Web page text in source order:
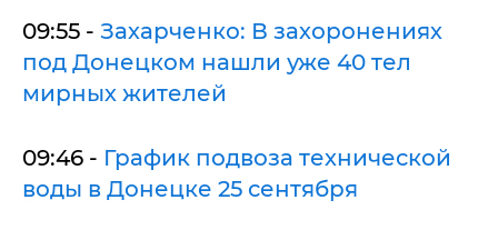
09:55 - Захарченко: В захоронениях
под Донецком нашли уже 40 тел
мирных жителей
09:46 - График подвоза технической
воды в Донецке 25 сентября